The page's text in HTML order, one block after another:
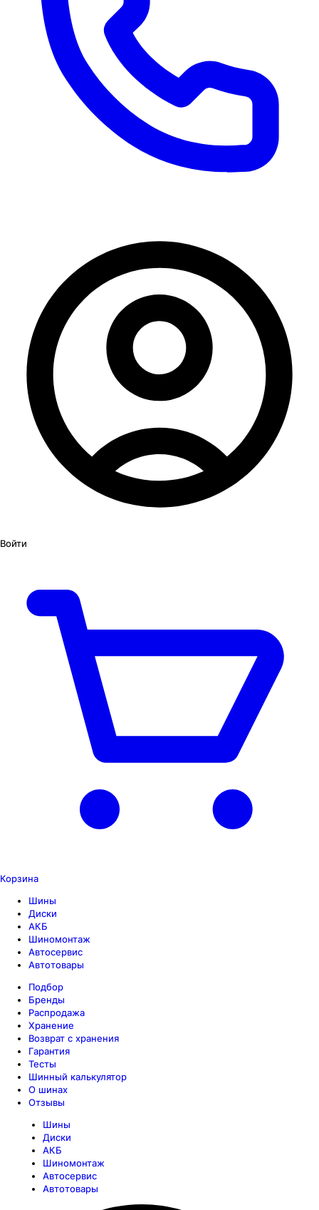
Войти
Корзина
Шины
Диски
АКБ
Шиномонтаж
Автосервис
Автотовары
Подбор
Бренды
Распродажа
Хранение
Возврат с хранения
Гарантия
Тесты
Шинный калькулятор
О шинах
Отзывы
Шины
Диски
АКБ
Шиномонтаж
Автосервис
Автотовары